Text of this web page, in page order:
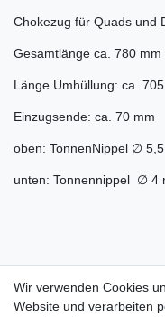
Chokezug für Quads und
Gesamtlänge ca. 780 mm
Länge Umhüllung: ca.
Einzugsende: ca. 70 mm
oben: TonnenNippel ∅
unten: Tonnennippel ∅ 4
Wir verwenden Cookies
Website und verarbeiten